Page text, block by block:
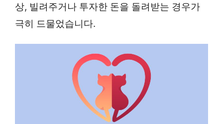
상, 빌려주거나 투자한 돈을 돌려받는 경우가
극히 드물었습니다.